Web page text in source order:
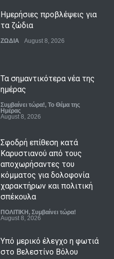
Ημερήσιες προβλέψεις για
τα ζώδια
ΖΩΔΙΑ August 8, 2026
Τα σημαντικότερα νέα της
ημέρας
Συμβαίνει τώρα!, Το Θέμα της
Ημέρας
August 8, 2026
Σφοδρή επίθεση κατά
Καρυστιανού από τους
αποχωρήσαντες του
κόμματος για δολοφονία
χαρακτήρων και πολιτική
σπέκουλα
ΠΟΛΙΤΙΚΗ , Συμβαίνει τώρα!
August 8, 2026
Υπό μερικό έλεγχο η φωτιά
στο Βελεστίνο Βόλου